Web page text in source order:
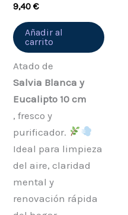
9,40€
Añadir al
carrito
Atado de
Salvia Blanca y
Eucalipto 10 cm
, fresco y
purificador.
Ideal para limpieza
del aire, claridad
mental y
renovación rápida